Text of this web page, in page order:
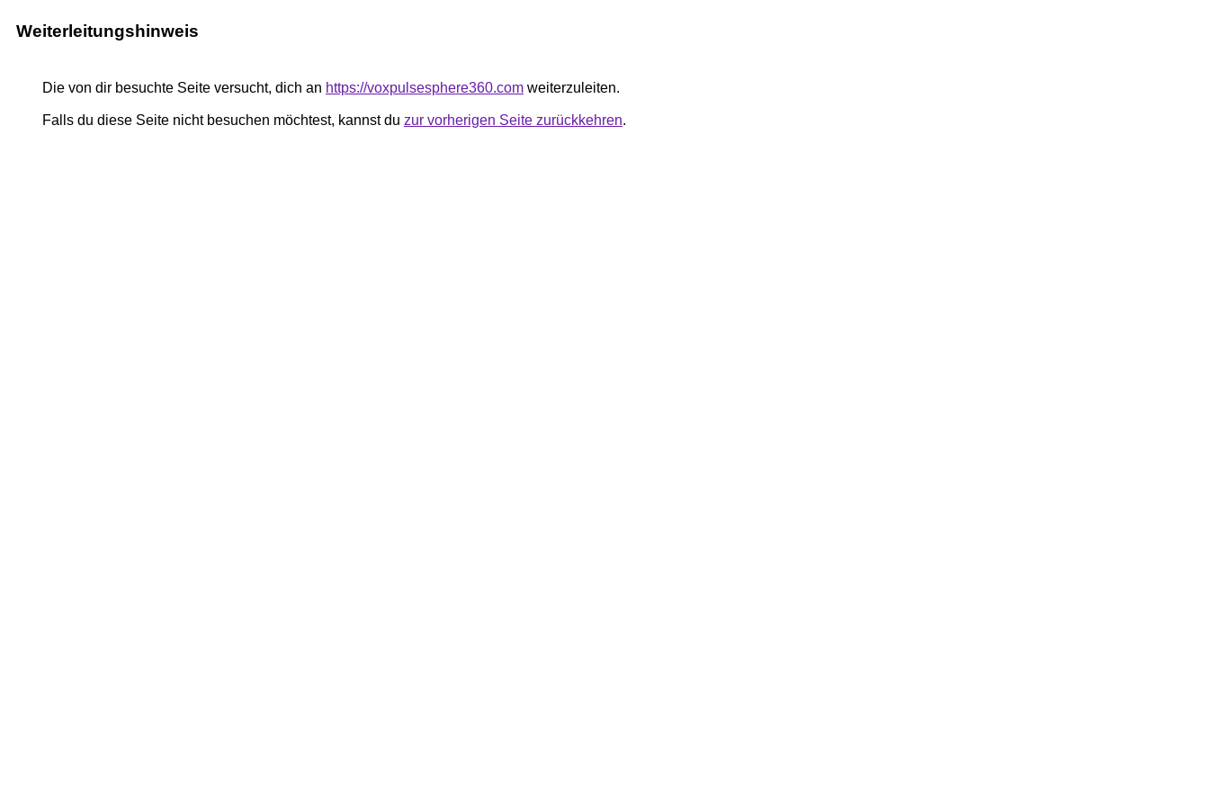
Weiterleitungshinweis
Die von dir besuchte Seite versucht, dich an https://voxpulsesphere360.com weiterzuleiten.
Falls du diese Seite nicht besuchen möchtest, kannst du zur vorherigen Seite zurückkehren.